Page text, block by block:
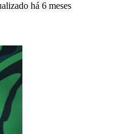
há 6 meses